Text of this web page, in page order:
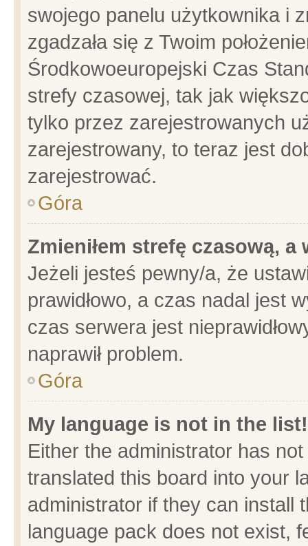
swojego panelu użytkownika i
zgadzała się z Twoim
Środkowoeuropejski Czas
strefy czasowej, tak jak
tylko przez zarejestrowanych
zarejestrowany, to teraz jest
zarejestrować.
Góra
Zmieniłem strefę czasową,
Jeżeli jesteś pewny/a, że
prawidłowo, a czas nadal jest
czas serwera jest
naprawił problem.
Góra
My language is not in the list!
Either the administrator has
translated this board into your
administrator if they can install
language pack does not exist,